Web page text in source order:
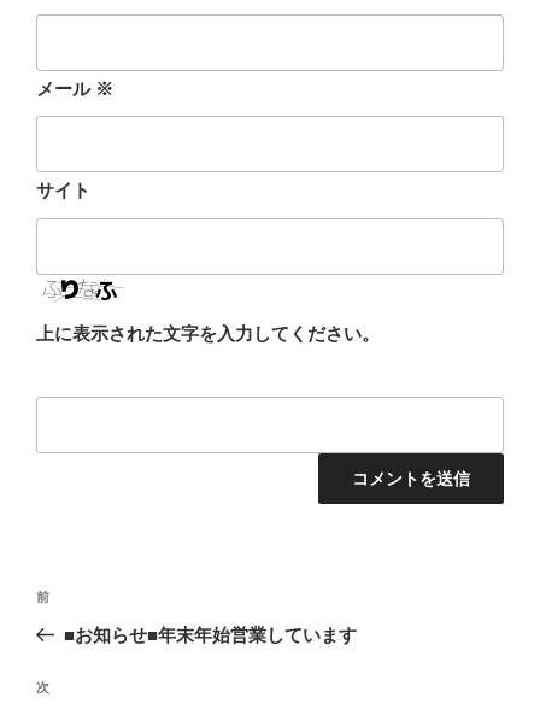
メール ※
サイト
上に表示された文字を入力してください。
投
ビ
前
の
稿
前
■お知らせ■年末年始営業しています
次
次